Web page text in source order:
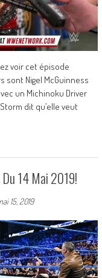
voir cet épisode
sont Nigel McGuinness
un Michinoku Driver
dit qu’elle veut
14 Mai 2019!
15, 2019